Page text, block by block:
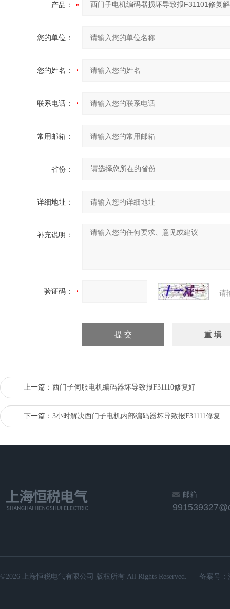
产品：
您的单位：
您的姓名：
联系电话：
常用邮箱：
省份：
详细地址：
补充说明：
验证码： 请
上一篇： 西门子伺服电机编码器坏导致报F31110修复好
下一篇： 3小时解决西门子电机内部编码器坏导致报F31111修复
邮箱
©2026 上海恒税电气有限公司 版权所有 All Rights Reserved. 备案号：